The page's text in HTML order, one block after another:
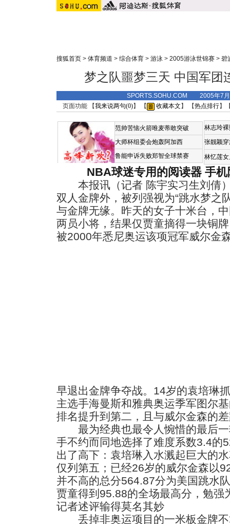
搜狐首页 > 体育频道 > 综合体育 > 游泳 > 2005游泳世锦赛 > 碧
梦之队噩梦三天 中国军团
SPORTS.SOHU.COM 2005年7
页面功能 【我来说两句(0)】 【 收藏本文 】 【热点排行】
范帅苦恼火箭唯麦蒂敢突破
大师杯组委会炮轰阿加西
鲁能申诉失败郑智全球禁赛
林志玲
张靓颖
林忆莲
NBA球迷专用的阅读器 手
本报讯（记者 陈宇实习生刘倩
双人金牌外，被列强视为“跳水梦之
与金牌无缘。昨天的女子十米台，
两员小将，结果仅贾童摘得一块铜
被2000年悉尼奥运该项冠军威尔金
早退出金牌争夺战。14岁的袁培琳
主选手海曼斯和雅典奥运季军图尔
排名提升到第二，且与威尔金森的
最为经典也最令人惋惜的最后一
手不约而同地选择了难度系数3.4的
出了高下：袁培琳入水溅起巨大的
仅列第五；已经26岁的威尔金森以
并不高的总分564.87分为美国跳水
贾童得到95.88的全场最高分，勉强
记者述评输得莫名其妙
丢掉非奥运项目的一米板金牌不